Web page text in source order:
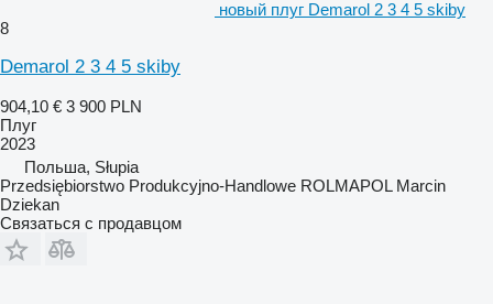
новый плуг Demarol 2 3 4 5 skiby
8
Demarol 2 3 4 5 skiby
904,10 € 3 900 PLN
Плуг
2023
Польша, Słupia
Przedsiębiorstwo Produkcyjno-Handlowe ROLMAPOL Marcin
Dziekan
Связаться с продавцом